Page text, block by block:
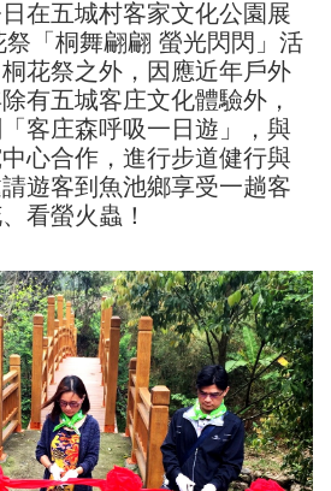
在五城村客家文化公園展
祭「桐舞翩翩 螢光閃閃」活
花祭之外，因應近年戶外
有五城客庄文化體驗外，
客庄森呼吸一日遊」，與
心合作，進行步道健行與
遊客到魚池鄉享受一趟客
看螢火蟲！